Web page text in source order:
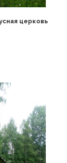
церковь